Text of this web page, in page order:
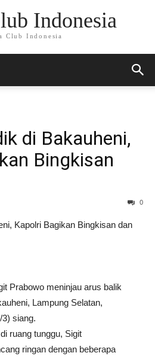
Indonesia
Club Indonesia
di Bakauheni,
Bingkisan
0
Kapolri Bagikan Bingkisan dan
Prabowo meninjau arus balik
Lampung Selatan,
siang.
ruang tunggu, Sigit
ringan dengan beberapa